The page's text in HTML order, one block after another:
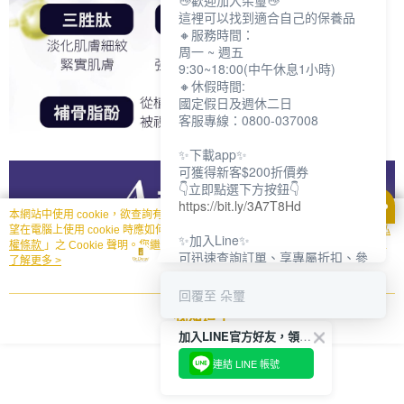
本網站中使用 cookie，欲查詢有關本網站使用 cookie 方式之詳情，及若您不希
望在電腦上使用 cookie 時應如何變更電腦的 cookie 設定，請參閱本網站「
隱私
權條款 」之 Cookie 聲明。您繼續使用本網站即表示您同意本公司得按本網站使
用條款之 Cookie 聲明使用 cookie。
了解更多 >
我知道了
加入LINE官方好友，領取$200折價券
連結 LINE 帳號
這裡可以找到適合自己的保養品
🔸服務時間：
周一 ~ 週五
9:30~18:00(中午休息1小時)
🔸休假時間:
國定假日及週休二日
客服專線：0800-037008
✨下載app✨
可獲得新客$200折價券
👇立即點選下方按鈕👇
https://bit.ly/3A7T8Hd
✨加入Line✨
可迅速查詢訂單、享專屬折扣、參
👇立即點選下方按鈕👇
✨追蹤IG✨
👇立即點選下方按鈕👇
https://bit.ly/3w8zJm1
回覆至 朵璽